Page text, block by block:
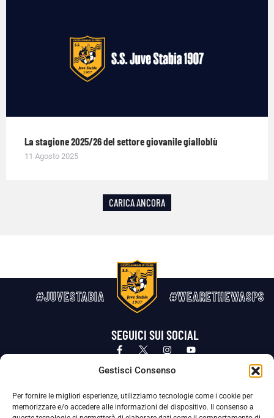
Gestisci Consenso
Per fornire le migliori esperienze, utilizziamo tecnologie come i cookie per
memorizzare e/o accedere alle informazioni del dispositivo. Il consenso a
La stagione 2025/26 del settore giovanile gialloblù
11 Agosto 2025
CARICA ANCORA
#JUVESTABIA #WEARETHEWASPS
SEGUICI SUI SOCIAL
Privacy Policy Cookie Policy
La Società ha nominato il Responsabile della Protezione dei Dati Personali (DPO), figura specializzata che vigila sulle modalità
adottate dalla nostra Società per tutelare i Suoi dati personali.